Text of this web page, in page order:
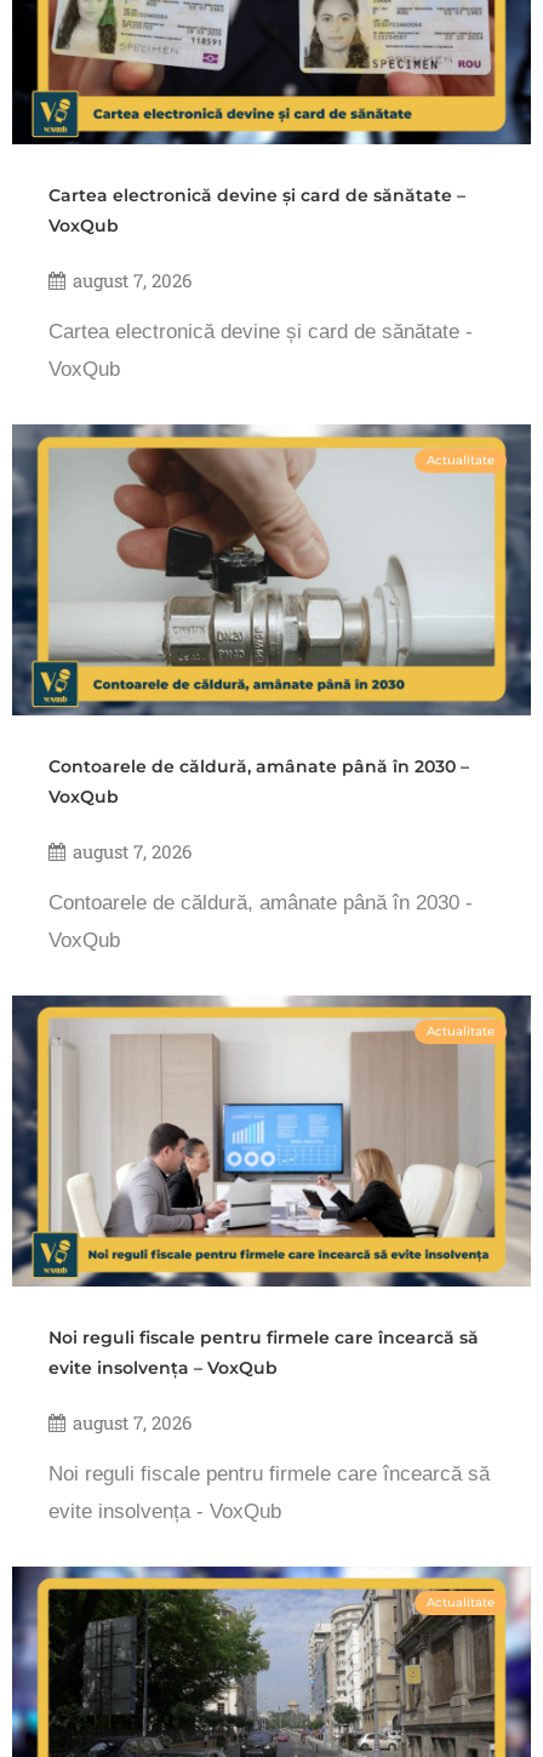
Cartea electronică devine și card de sănătate –
VoxQub
august 7, 2026
Cartea electronică devine și card de sănătate -
VoxQub
Actualitate
Contoarele de căldură, amânate până în 2030 –
VoxQub
august 7, 2026
Contoarele de căldură, amânate până în 2030 -
VoxQub
Actualitate
Noi reguli fiscale pentru firmele care încearcă să
evite insolvența – VoxQub
august 7, 2026
Noi reguli fiscale pentru firmele care încearcă să
evite insolvența - VoxQub
Actualitate